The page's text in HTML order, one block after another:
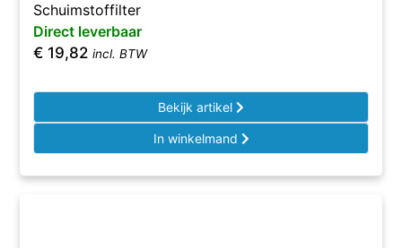
Schuimstoffilter
Direct leverbaar
€ 19,82 incl. BTW
Bekijk artikel
In winkelmand